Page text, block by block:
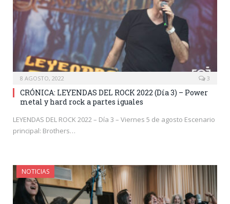
8 AGOSTO, 2022 3
CRÓNICA: LEYENDAS DEL ROCK 2022 (Día 3) – Power
metal y hard rock a partes iguales
LEYENDAS DEL ROCK 2022 – Día 3 – Viernes 5 de agosto Escenario
principal: Brothers…
NOTICIAS